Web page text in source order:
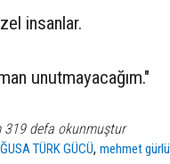
insanlar.
unutmayacağım."
319 defa okunmuştur
TÜRK GÜCÜ,mehmet gürlü